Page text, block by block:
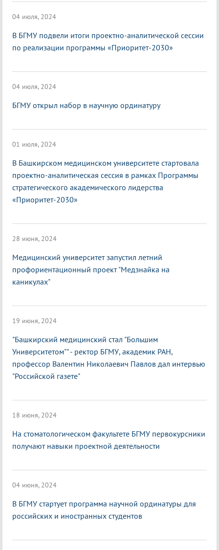
04 июля, 2024
В БГМУ подвели итоги проектно-аналитической сессии
по реализации программы «Приоритет-2030»
04 июля, 2024
БГМУ открыл набор в научную ординатуру
01 июля, 2024
В Башкирском медицинском университете стартовала
проектно-аналитическая сессия в рамках Программы
стратегического академического лидерства
«Приоритет-2030»
28 июня, 2024
Медицинский университет запустил летний
профориентационный проект "Медзнайка на
каникулах"
19 июня, 2024
"Башкирский медицинский стал "Большим
Университетом"" - ректор БГМУ, академик РАН,
профессор Валентин Николаевич Павлов дал интервью
"Российской газете"
18 июня, 2024
На стоматологическом факультете БГМУ первокурсники
получают навыки проектной деятельности
04 июня, 2024
В БГМУ стартует программа научной ординатуры для
российских и иностранных студентов